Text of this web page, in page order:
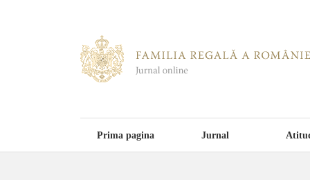
Prima pagina Jurnal